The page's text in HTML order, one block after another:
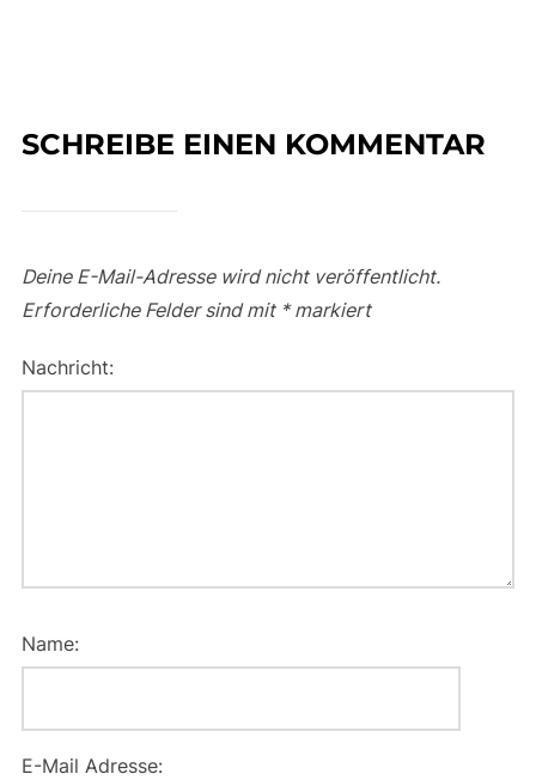
SCHREIBE EINEN KOMMENTAR
Deine E-Mail-Adresse wird nicht veröffentlicht.
Erforderliche Felder sind mit *markiert
Nachricht:
Name:
E-Mail Adresse: